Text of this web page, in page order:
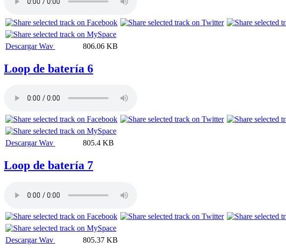
Descargar Wav 806.06 KB
Loop de batería 6
Descargar Wav 805.4 KB
Loop de batería 7
Descargar Wav 805.37 KB